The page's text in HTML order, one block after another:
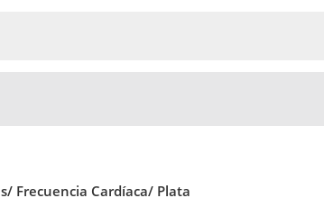
Frecuencia Cardíaca/ Plata